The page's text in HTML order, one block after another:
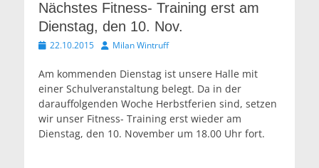
Nächstes Fitness- Training erst am
Dienstag, den 10. Nov.
Veröffentlicht
22.10.2015 AutorMilan Wintruff
Am kommenden Dienstag ist unsere Halle mit
einer Schulveranstaltung belegt. Da in der
darauffolgenden Woche Herbstferien sind, setzen
wir unser Fitness- Training erst wieder am
Dienstag, den 10. November um 18.00 Uhr fort.